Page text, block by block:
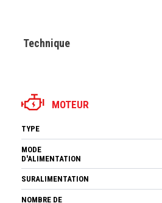
Technique
MOTEUR
TYPE
MODE
D'ALIMENTATION
SURALIMENTATION
NOMBRE DE